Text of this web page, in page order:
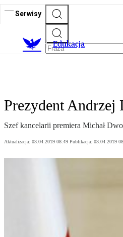
Serwisy
Edukacja
Prezydent Andrzej
Szef kancelarii premiera Michał
Aktualizacja: 03.04.2019 08:49 Publikacja: 03.04.2019